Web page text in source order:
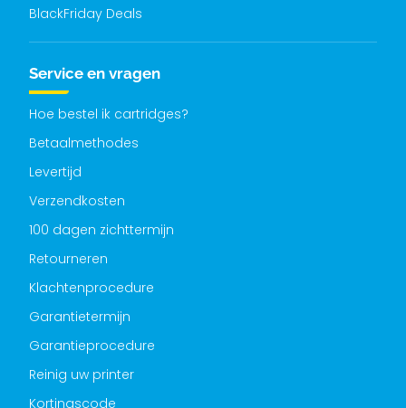
BlackFriday Deals
Service en vragen
Hoe bestel ik cartridges?
Betaalmethodes
Levertijd
Verzendkosten
100 dagen zichttermijn
Retourneren
Klachtenprocedure
Garantietermijn
Garantieprocedure
Reinig uw printer
Kortingscode